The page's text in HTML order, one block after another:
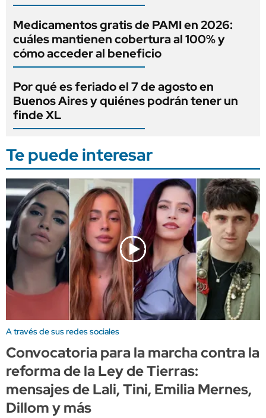
Medicamentos gratis de PAMI en 2026:
cuáles mantienen cobertura al 100% y
cómo acceder al beneficio
Por qué es feriado el 7 de agosto en
Buenos Aires y quiénes podrán tener un
finde XL
Te puede interesar
A través de sus redes sociales
Convocatoria para la marcha contra la
reforma de la Ley de Tierras:
mensajes de Lali, Tini, Emilia Mernes,
Dillom y más